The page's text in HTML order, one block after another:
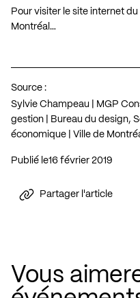
Pour visiter le site internet
Montréal…
Source :
Sylvie Champeau | MGP
gestion | Bureau du design,
économique | Ville de
Publié le 16 février 2019
Partager l'article
Vous